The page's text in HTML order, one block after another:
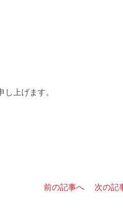
上げます。
前の記事へ 次の記